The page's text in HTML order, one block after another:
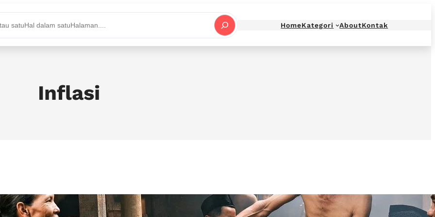
autocomplete results are available use up and down arrows to review and enter to go to
HomeKategori AboutKontak
Inflasi